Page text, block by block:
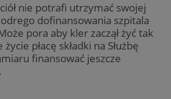
nie potrafi utrzymać swojej
dofinansowania szpitala
pora aby kler zaczął żyć tak
płacę składki na Służbę
finansować jeszcze